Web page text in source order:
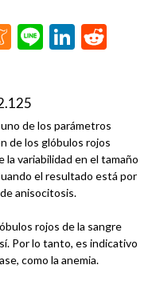
Meneame
Line
de los parámetros
de los glóbulos rojos
la variabilidad en el tamaño
el resultado está por
anisocitosis.
rojos de la sangre
Por lo tanto, es indicativo
como la anemia.